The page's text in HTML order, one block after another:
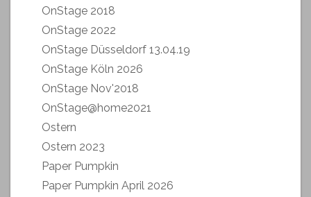
OnStage 2018
OnStage 2022
OnStage Düsseldorf 13.04.19
OnStage Köln 2026
OnStage Nov'2018
OnStage@home2021
Ostern
Ostern 2023
Paper Pumpkin
Paper Pumpkin April 2026